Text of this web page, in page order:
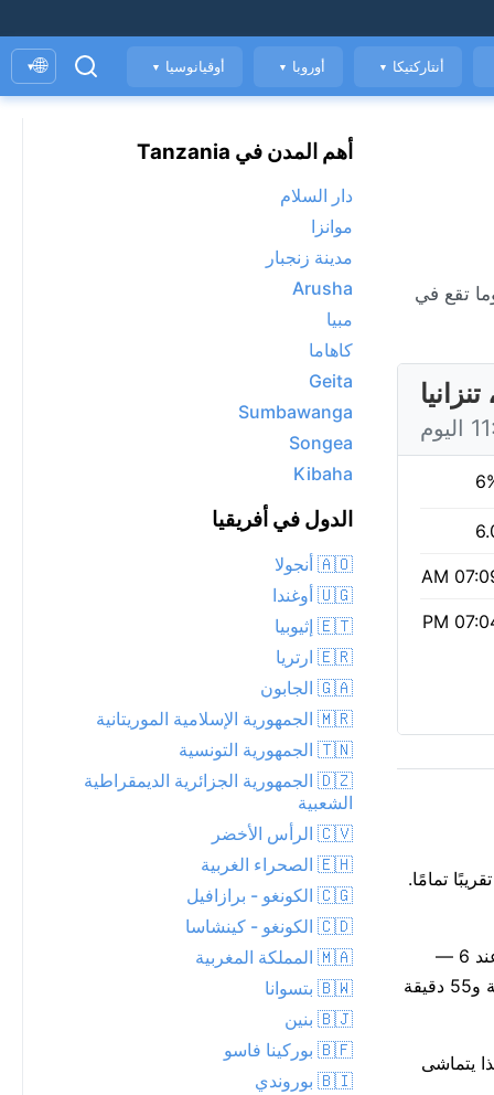
أنتاركتيكا ▼ أوروبا ▼ أوقيانوسيا ▼
🌐
▾
07:09
07:04
تمامًا.
جودة الهواء معتدلة (مؤشر وكالة حماية البيئة الأمريكية 2، PM2.5 19) — مقبولة لمعظم الناس. مؤشر الأشعة فوق البنفسجية مرتفع عند 6 —
يُستحسن استخدام واقٍ شمسي وقبعة، خصوصاً بين 11 صباحاً و3 مساءً. شروق الشمس كان 07:09 AM، والغروب 07:04 PM: 11 ساعة و55 دقيقة
والليلة. هذا يتماشى
أهم المدن في Tanzania
دار السلام
موانزا
مدينة زنجبار
Arusha
مبيا
كاهاما
Geita
Sumbawanga
Songea
Kibaha
الدول في أفريقيا
🇦🇴 أنجولا
🇺🇬 أوغندا
🇪🇹 إثيوبيا
🇪🇷 ارتريا
🇬🇦 الجابون
🇲🇷 الجمهورية الإسلامية الموريتانية
🇹🇳 الجمهورية التونسية
🇩🇿 الجمهورية الجزائرية الديمقراطية
الشعبية
🇨🇻 الرأس الأخضر
🇪🇭 الصحراء الغربية
🇨🇬 الكونغو - برازافيل
🇨🇩 الكونغو - كينشاسا
🇲🇦 المملكة المغربية
🇧🇼 بتسوانا
🇧🇯 بنين
🇧🇫 بوركينا فاسو
🇧🇮 بوروندي